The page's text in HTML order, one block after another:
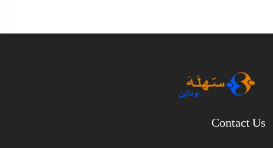
Contact Us